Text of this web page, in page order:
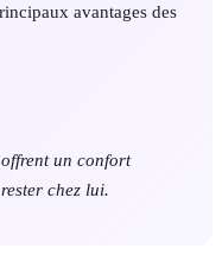
avantages des
un confort
chez lui.